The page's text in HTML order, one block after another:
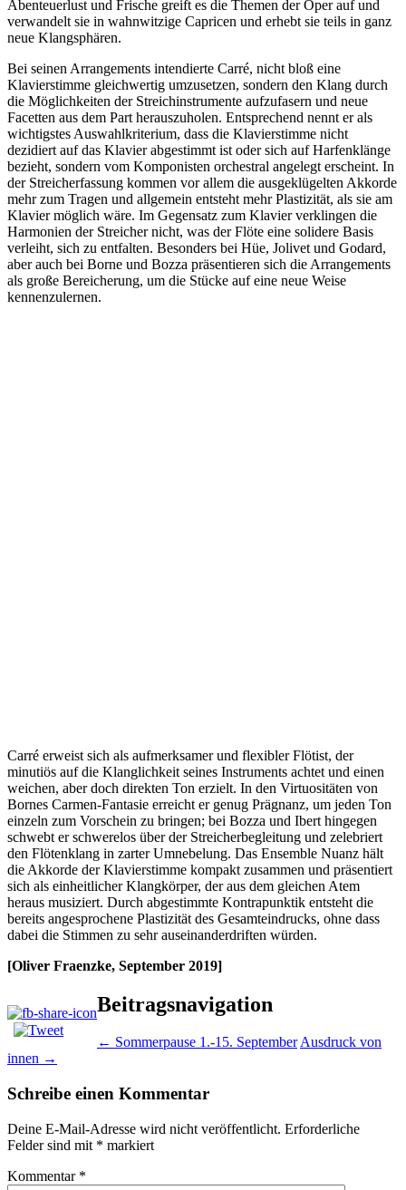
Abenteuerlust und Frische greift es die Themen der Oper auf und
verwandelt sie in wahnwitzige Capricen und erhebt sie teils in ganz
neue Klangsphären.
Bei seinen Arrangements intendierte Carré, nicht bloß eine
Klavierstimme gleichwertig umzusetzen, sondern den Klang durch
die Möglichkeiten der Streichinstrumente aufzufasern und neue
Facetten aus dem Part herauszuholen. Entsprechend nennt er als
wichtigstes Auswahlkriterium, dass die Klavierstimme nicht
dezidiert auf das Klavier abgestimmt ist oder sich auf Harfenklänge
bezieht, sondern vom Komponisten orchestral angelegt erscheint. In
der Streicherfassung kommen vor allem die ausgeklügelten Akkorde
mehr zum Tragen und allgemein entsteht mehr Plastizität, als sie am
Klavier möglich wäre. Im Gegensatz zum Klavier verklingen die
Harmonien der Streicher nicht, was der Flöte eine solidere Basis
verleiht, sich zu entfalten. Besonders bei Hüe, Jolivet und Godard,
aber auch bei Borne und Bozza präsentieren sich die Arrangements
als große Bereicherung, um die Stücke auf eine neue Weise
kennenzulernen.
Carré erweist sich als aufmerksamer und flexibler Flötist, der
minutiös auf die Klanglichkeit seines Instruments achtet und einen
weichen, aber doch direkten Ton erzielt. In den Virtuositäten von
Bornes Carmen-Fantasie erreicht er genug Prägnanz, um jeden Ton
einzeln zum Vorschein zu bringen; bei Bozza und Ibert hingegen
schwebt er schwerelos über der Streicherbegleitung und zelebriert
den Flötenklang in zarter Umnebelung. Das Ensemble Nuanz hält
die Akkorde der Klavierstimme kompakt zusammen und präsentiert
sich als einheitlicher Klangkörper, der aus dem gleichen Atem
heraus musiziert. Durch abgestimmte Kontrapunktik entsteht die
bereits angesprochene Plastizität des Gesamteindrucks, ohne dass
dabei die Stimmen zu sehr auseinanderdriften würden.
[Oliver Fraenzke, September 2019]
Beitragsnavigation
← Sommerpause 1.-15. SeptemberAusdruck von
innen →
Schreibe einen Kommentar
Deine E-Mail-Adresse wird nicht veröffentlicht. Erforderliche
Felder sind mit * markiert
Kommentar *